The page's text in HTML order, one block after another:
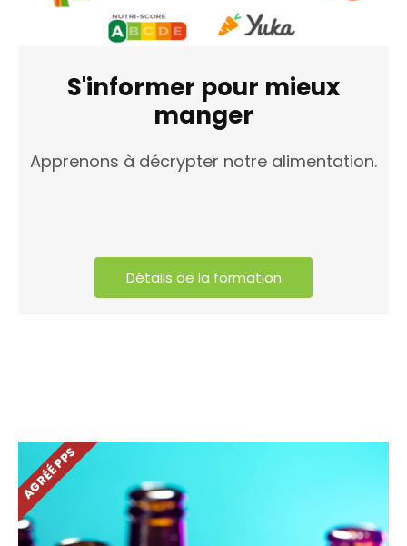
S'informer pour mieux
manger
Apprenons à décrypter notre alimentation.
Détails de la formation
AGRÉÉ PPS